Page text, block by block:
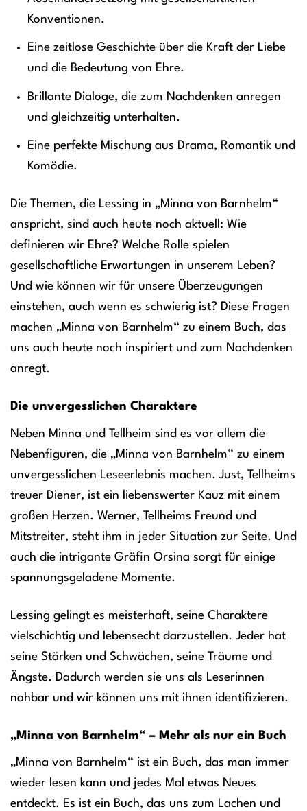
Konventionen.
Eine zeitlose Geschichte über die Kraft der Liebe
und die Bedeutung von Ehre.
Brillante Dialoge, die zum Nachdenken anregen
und gleichzeitig unterhalten.
Eine perfekte Mischung aus Drama, Romantik und
Komödie.
Die Themen, die Lessing in „Minna von Barnhelm“
anspricht, sind auch heute noch aktuell: Wie
definieren wir Ehre? Welche Rolle spielen
gesellschaftliche Erwartungen in unserem Leben?
Und wie können wir für unsere Überzeugungen
einstehen, auch wenn es schwierig ist? Diese Fragen
machen „Minna von Barnhelm“ zu einem Buch, das
uns auch heute noch inspiriert und zum Nachdenken
anregt.
Die unvergesslichen Charaktere
Neben Minna und Tellheim sind es vor allem die
Nebenfiguren, die „Minna von Barnhelm“ zu einem
unvergesslichen Leseerlebnis machen. Just, Tellheims
treuer Diener, ist ein liebenswerter Kauz mit einem
großen Herzen. Werner, Tellheims Freund und
Mitstreiter, steht ihm in jeder Situation zur Seite. Und
auch die intrigante Gräfin Orsina sorgt für einige
spannungsgeladene Momente.
Lessing gelingt es meisterhaft, seine Charaktere
vielschichtig und lebensecht darzustellen. Jeder hat
seine Stärken und Schwächen, seine Träume und
Ängste. Dadurch werden sie uns als Leserinnen
nahbar und wir können uns mit ihnen identifizieren.
„Minna von Barnhelm“ – Mehr als nur ein Buch
„Minna von Barnhelm“ ist ein Buch, das man immer
wieder lesen kann und jedes Mal etwas Neues
entdeckt. Es ist ein Buch, das uns zum Lachen und